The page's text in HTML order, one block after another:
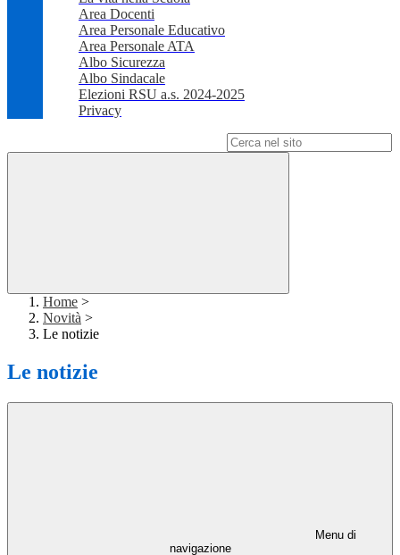
Area Docenti
Area Personale Educativo
Area Personale ATA
Albo Sicurezza
Albo Sindacale
Elezioni RSU a.s. 2024-2025
Privacy
Home >
Novità >
Le notizie
Le notizie
Menu di
navigazione